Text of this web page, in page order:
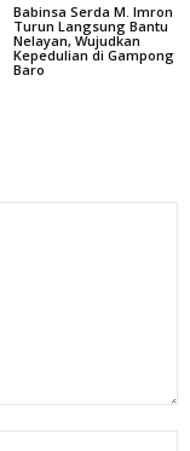
Babinsa Serda M. Imron
Turun Langsung Bantu
Nelayan, Wujudkan
Kepedulian di Gampong
Baro